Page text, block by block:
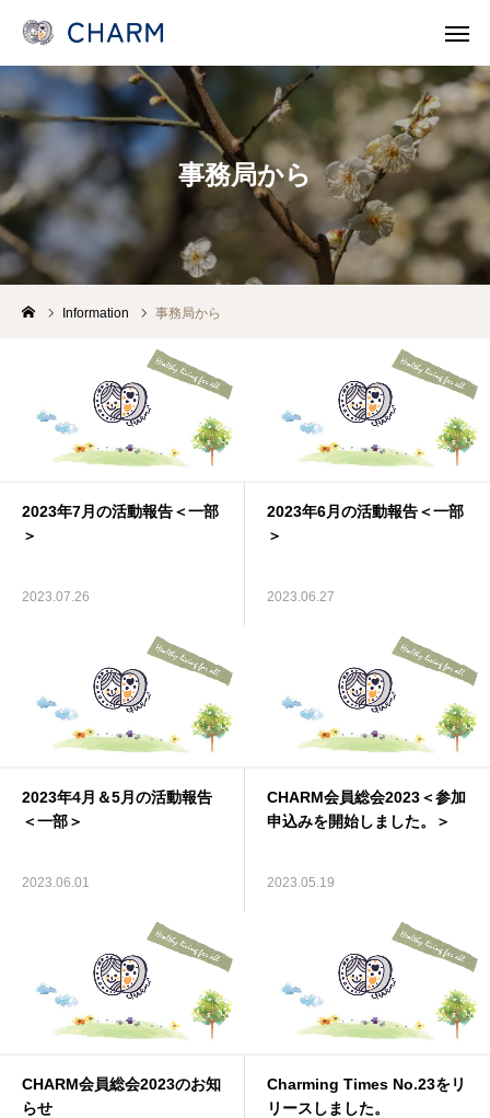
事務局から
Information 事務局から
2023年7月の活動報告＜一部
＞
2023.07.26
2023年6月の活動報告＜一部
＞
2023.06.27
2023年4月＆5月の活動報告
＜一部＞
2023.06.01
CHARM会員総会2023＜参加
申込みを開始しました。＞
2023.05.19
CHARM会員総会2023のお知
らせ
Charming Times No.23をリ
リースしました。
News SOSOSO (日本語)
Line Consult
Telephone Consult languages
CHARMとは
医療機関・保健所/保健福祉センターのみなさま
資料館 Archive room